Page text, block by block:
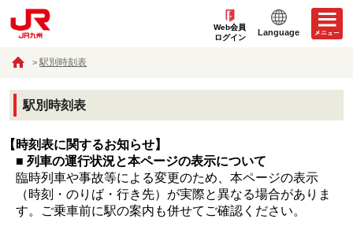
Web会員
ログイン
Language
駅別時刻表
駅別時刻表
【時刻表に関するお知らせ】
■ 列車の運行状況と本ページの表示について
臨時列車や事故等による変更のため、本ページの表示
（時刻・のりば・行き先）が実際と異なる場合がありま
す。ご乗車前に駅の案内も併せてご確認ください。